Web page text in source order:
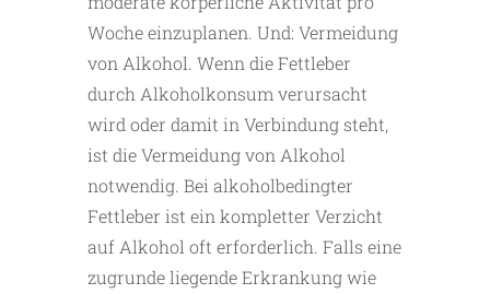
Woche einzuplanen. Und: Vermeidung
von Alkohol. Wenn die Fettleber
durch Alkoholkonsum verursacht
wird oder damit in Verbindung steht,
ist die Vermeidung von Alkohol
notwendig. Bei alkoholbedingter
Fettleber ist ein kompletter Verzicht
auf Alkohol oft erforderlich. Falls eine
zugrunde liegende Erkrankung wie